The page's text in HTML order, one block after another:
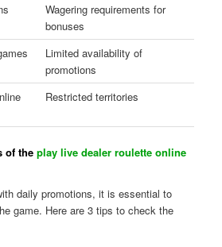
Wagering requirements for
bonuses
Limited availability of
promotions
Restricted territories
of theplay live dealer roulette online
daily promotions, it is essential to
game. Here are 3 tips to check the